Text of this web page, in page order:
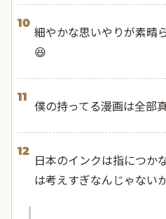
10
細やかな思いやりが素晴
😆
11
僕の持ってる漫画は全部
12
日本のインクは指につか
は考えすぎなんじゃない